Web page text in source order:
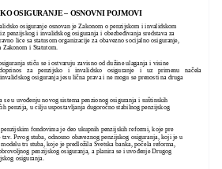
OSIGURANJE – OSNOVNI POJMOVI
osiguranje osnovan je Zakonom o penzijskom i invalidskom
penzijskog i invalidskog osiguranja i obezbeđivanja sredstava za
lice sa statusom organizacije za obavezno socijalno osiguranje,
Zakonom i Statutom.
stiču se i ostvaruju zavisno od dužine ulaganja i visine
za penzijsko i invalidsko osiguranje i uz primenu načela
osiguranja jesu lična prava i ne mogu se prenosti na druga
se u uvođenju novog sistema penzionog osiguranja i suštinskih
penzija, u cilju uspostavljanja dugoročno stabilnog penzijskog
fondovima je deo ukupnih penzijskih reformi, koje pre
tzv. Prvog stuba, odnosno obaveznog penzijskog osiguranja, koji je u
tri stuba, koje je predložila Svetska banka, počela reforma,
penzijskog osiguranja, a planira se i uvođenje Drugog
osiguranja.